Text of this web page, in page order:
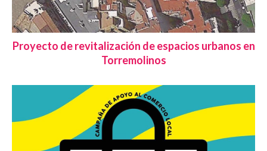
Proyecto de revitalización de espacios urbanos en
Torremolinos